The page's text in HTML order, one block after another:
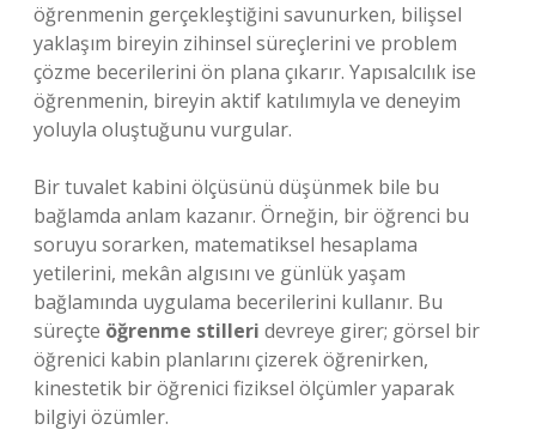
öğrenmenin gerçekleştiğini savunurken, bilişsel
yaklaşım bireyin zihinsel süreçlerini ve problem
çözme becerilerini ön plana çıkarır. Yapısalcılık ise
öğrenmenin, bireyin aktif katılımıyla ve deneyim
yoluyla oluştuğunu vurgular.
Bir tuvalet kabini ölçüsünü düşünmek bile bu
bağlamda anlam kazanır. Örneğin, bir öğrenci bu
soruyu sorarken, matematiksel hesaplama
yetilerini, mekân algısını ve günlük yaşam
bağlamında uygulama becerilerini kullanır. Bu
süreçte öğrenme stilleri devreye girer; görsel bir
öğrenici kabin planlarını çizerek öğrenirken,
kinestetik bir öğrenici fiziksel ölçümler yaparak
bilgiyi özümler.